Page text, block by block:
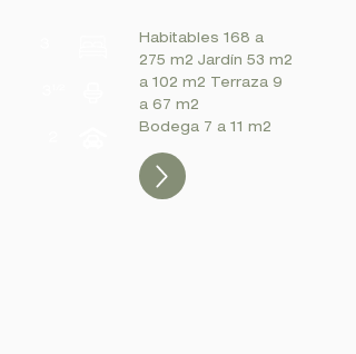
Habitables 168 a
275 m2 Jardín 53 m2
a 102 m2 Terraza 9
a 67 m2
Bodega 7 a 11 m2